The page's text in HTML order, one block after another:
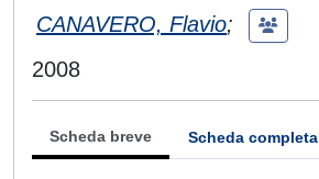
CANAVERO, Flavio;
2008
Scheda breve Scheda completa